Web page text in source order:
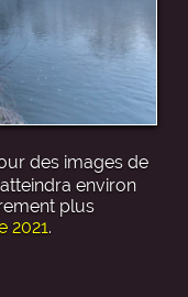
des images de
environ
plus
2021.